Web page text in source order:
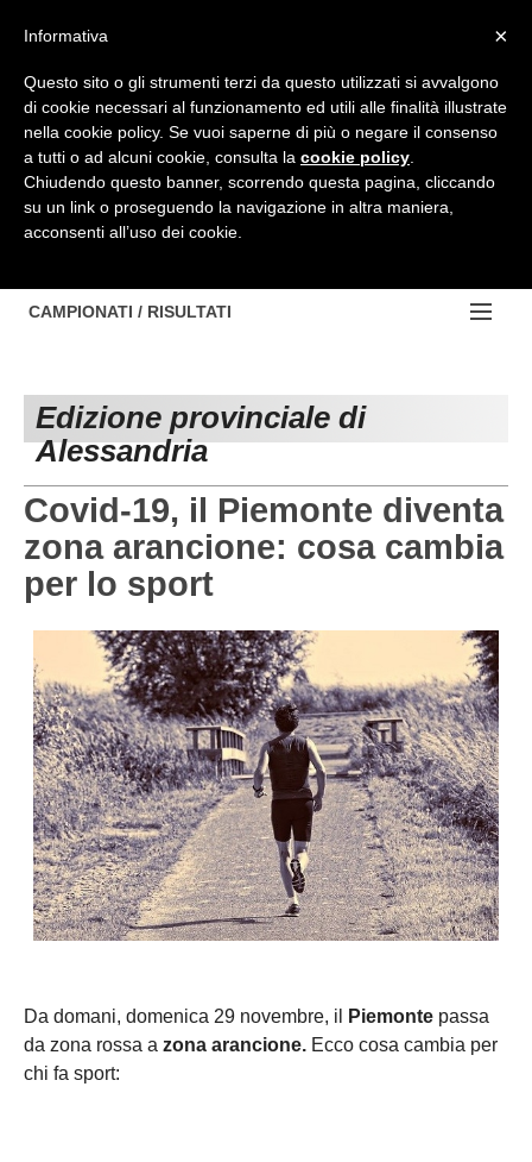
HOME
BACHECA
PROVINCE
TORINO
PINEROLO
CUNEO
ALESSANDRIA
NOVARA
ASTI
VERCELLI
VERBANO-CUSIO-OSSOIA
AOSTA
Carica la tua Rosa
NOTIZIE:
APPROFONDIMENTO
NAZIONALI
DILETTANTI
GIOVANILI
SCUOLA CALCIO
SHOP
CAMPIONATI / RISULTATI
NAZIONALI
REGIONALI
Edizione provinciale di
Alessandria
Covid-19, il Piemonte diventa
zona arancione: cosa cambia
per lo sport
Da domani, domenica 29 novembre, il Piemonte passa
da zona rossa a zona arancione. Ecco cosa cambia per
chi fa sport:
×
Informativa
Questo sito o gli strumenti terzi da questo utilizzati si avvalgono
di cookie necessari al funzionamento ed utili alle finalità illustrate
nella cookie policy. Se vuoi saperne di più o negare il consenso
a tutti o ad alcuni cookie, consulta la cookie policy
Chiudendo questo banner, scorrendo questa pagina, cliccando
su un link o proseguendo la navigazione in altra maniera,
acconsenti all’uso dei cookie.